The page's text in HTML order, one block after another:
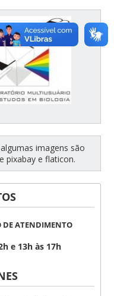
imagens são
pixabay e flaticon.
DE ATENDIMENTO
e 13h às 17h